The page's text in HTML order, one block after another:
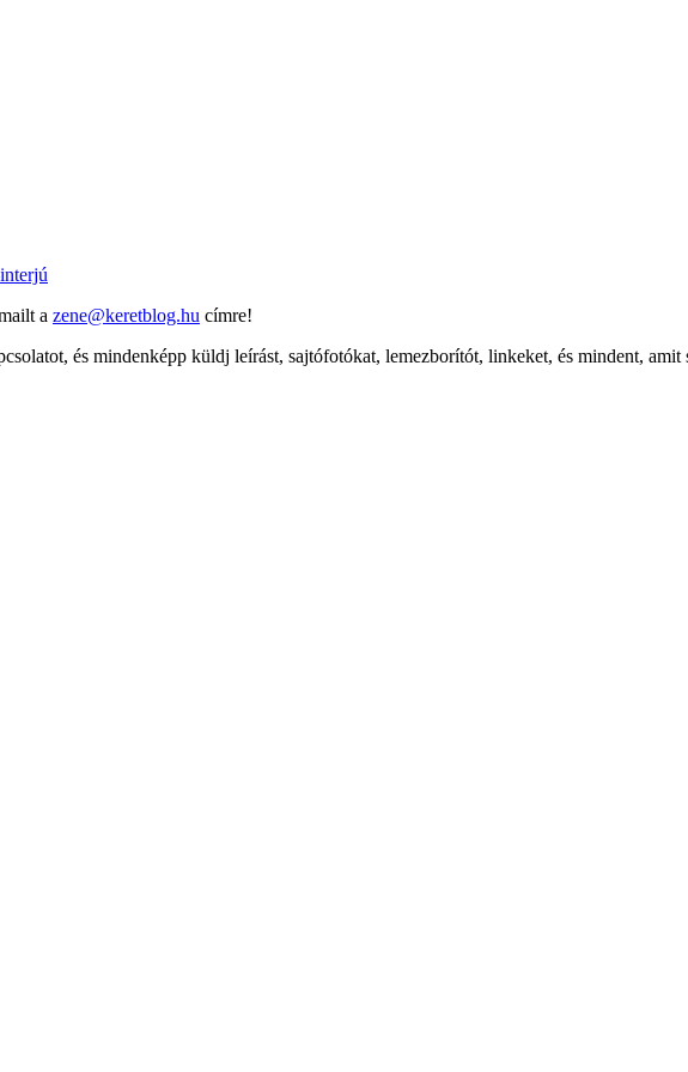
a zene@keretblog.hu címre!
és mindenképp küldj leírást, sajtófotókat, lemezborítót, linkeket, és mindent,